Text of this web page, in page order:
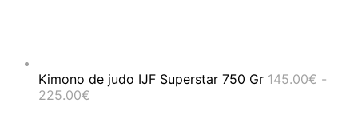
Kimono de judo IJF Superstar 750 Gr 145.00€ -
225.00€